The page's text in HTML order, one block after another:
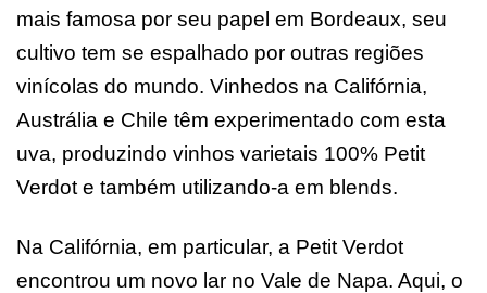
mais famosa por seu papel em Bordeaux, seu
cultivo tem se espalhado por outras regiões
vinícolas do mundo. Vinhedos na Califórnia,
Austrália e Chile têm experimentado com esta
uva, produzindo vinhos varietais 100% Petit
Verdot e também utilizando-a em blends.
Na Califórnia, em particular, a Petit Verdot
encontrou um novo lar no Vale de Napa. Aqui, o